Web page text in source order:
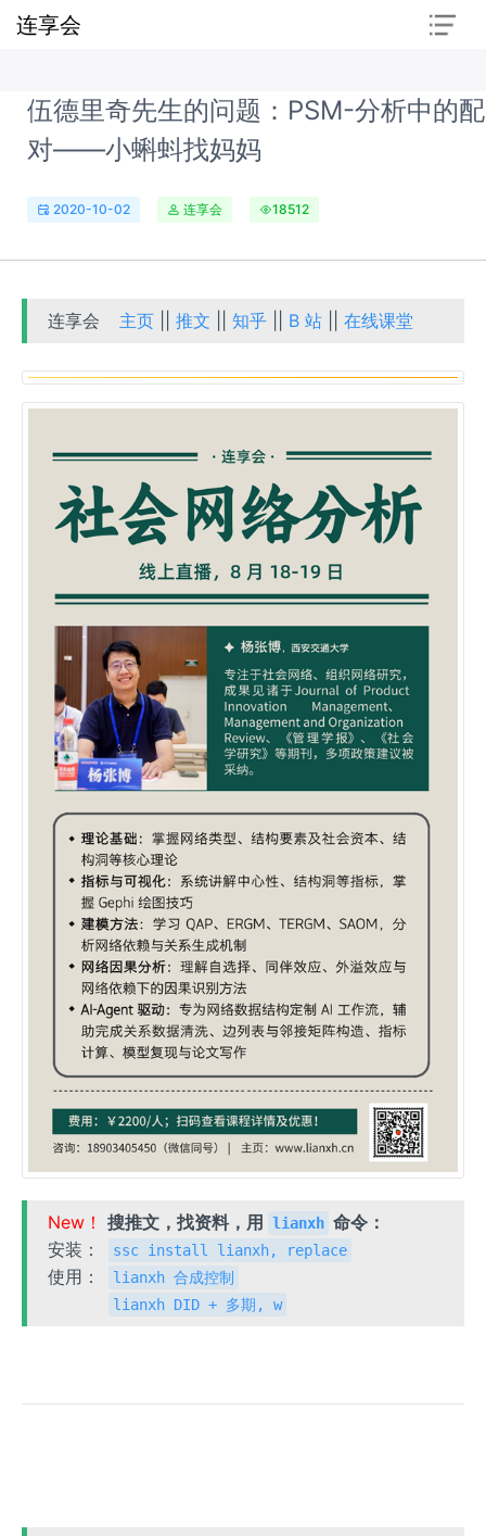
连享会
伍德里奇先生的问题：PSM-分析中的配
对——小蝌蚪找妈妈
2020-10-02 连享会 18512
连享会 主页 ||推文 ||知乎 B 站 ||在线课堂
New！ 搜推文，找资料，用 lianxh 命令：
安装：
ssc install lianxh, replace
使用：
lianxh 合成控制
lianxh DID + 多期, w